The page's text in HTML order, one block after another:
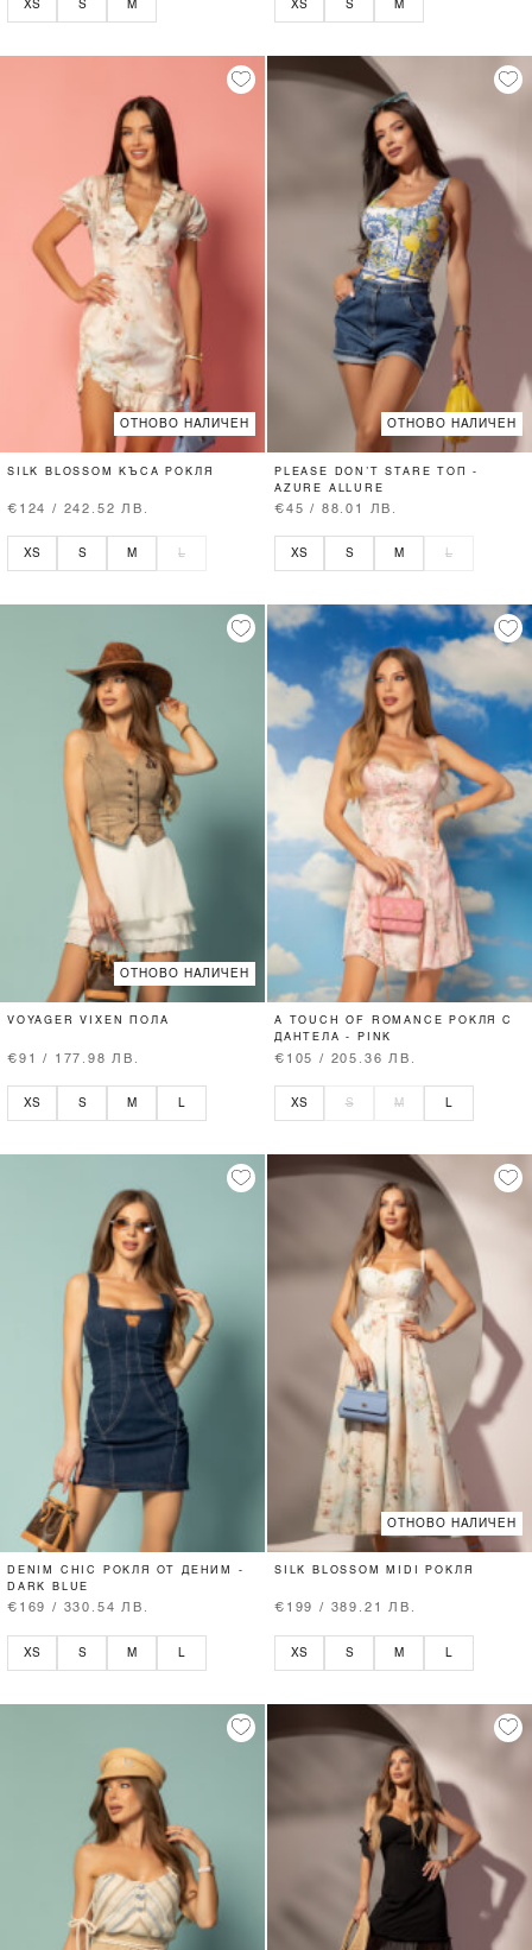
XS S M XS S M
ОТНОВО НАЛИЧЕН
SILK BLOSSOM КЪСА РОКЛЯ
€124 / 242.52 ЛВ.
XS S M L
ОТНОВО НАЛИЧЕН
PLEASE DON’T STARE ТОП -
AZURE ALLURE
€45 / 88.01 ЛВ.
XS S M L
ОТНОВО НАЛИЧЕН
VOYAGER VIXEN ПОЛА
€91 / 177.98 ЛВ.
XS S M L
A TOUCH OF ROMANCE РОКЛЯ С
ДАНТЕЛА - PINK
€105 / 205.36 ЛВ.
XS S M L
DENIM CHIC РОКЛЯ ОТ ДЕНИМ -
DARK BLUE
€169 / 330.54 ЛВ.
XS S M
ОТНОВО НАЛИЧЕН
SILK BLOSSOM MIDI РОКЛЯ
€199 / 389.21 ЛВ.
XS S M